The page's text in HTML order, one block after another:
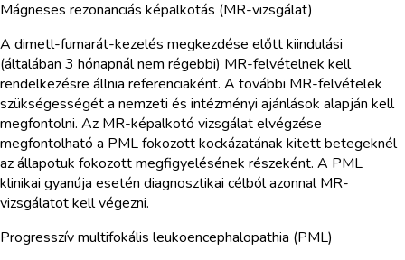
Mágneses rezonanciás képalkotás (MR-vizsgálat)
A dimetl-fumarát-kezelés megkezdése előtt kiindulási
(általában 3 hónapnál nem régebbi) MR-felvételnek kell
rendelkezésre állnia referenciaként. A további MR-felvételek
szükségességét a nemzeti és intézményi ajánlások alapján kell
megfontolni. Az MR-képalkotó vizsgálat elvégzése
megfontolható a PML fokozott kockázatának kitett betegeknél
az állapotuk fokozott megfigyelésének részeként. A PML
klinikai gyanúja esetén diagnosztikai célból azonnal MR-
vizsgálatot kell végezni.
Progresszív multifokális leukoencephalopathia (PML)